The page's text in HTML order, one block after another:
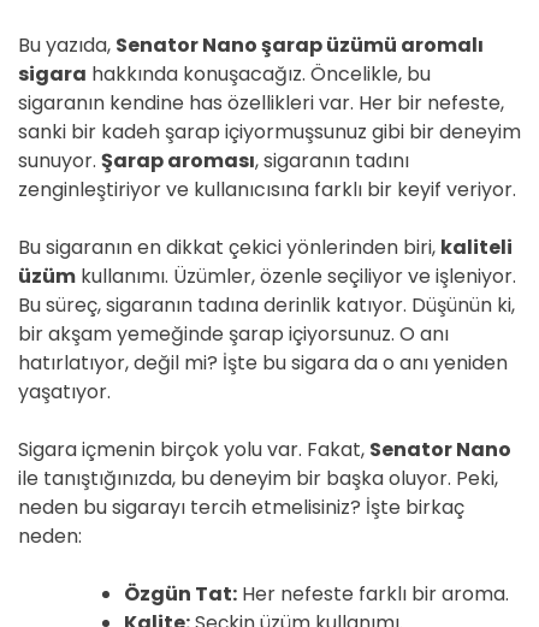
Bu yazıda, Senator Nano şarap üzümü aromalı
sigara hakkında konuşacağız. Öncelikle, bu
sigaranın kendine has özellikleri var. Her bir nefeste,
sanki bir kadeh şarap içiyormuşsunuz gibi bir deneyim
sunuyor. Şarap aroması, sigaranın tadını
zenginleştiriyor ve kullanıcısına farklı bir keyif veriyor.
Bu sigaranın en dikkat çekici yönlerinden biri, kaliteli
üzüm kullanımı. Üzümler, özenle seçiliyor ve işleniyor.
Bu süreç, sigaranın tadına derinlik katıyor. Düşünün ki,
bir akşam yemeğinde şarap içiyorsunuz. O anı
hatırlatıyor, değil mi? İşte bu sigara da o anı yeniden
yaşatıyor.
Sigara içmenin birçok yolu var. Fakat, Senator Nano
ile tanıştığınızda, bu deneyim bir başka oluyor. Peki,
neden bu sigarayı tercih etmelisiniz? İşte birkaç
neden:
Özgün Tat: Her nefeste farklı bir aroma.